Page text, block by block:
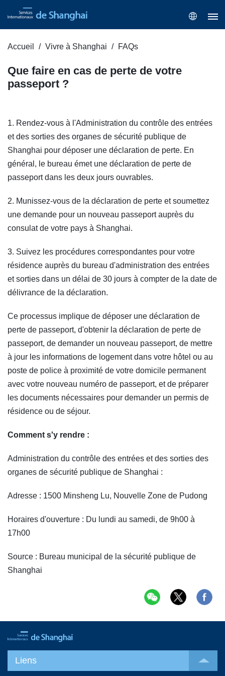
Accueil Vivre à Shanghai FAQs
Que faire en cas de perte de votre
passeport ?
1. Rendez-vous à l'Administration du contrôle des entrées
et des sorties des organes de sécurité publique de
Shanghai pour déposer une déclaration de perte. En
général, le bureau émet une déclaration de perte de
passeport dans les deux jours ouvrables.
2. Munissez-vous de la déclaration de perte et soumettez
une demande pour un nouveau passeport auprès du
consulat de votre pays à Shanghai.
3. Suivez les procédures correspondantes pour votre
résidence auprès du bureau d'administration des entrées
et sorties dans un délai de 30 jours à compter de la date de
délivrance de la déclaration.
Ce processus implique de déposer une déclaration de
perte de passeport, d'obtenir la déclaration de perte de
passeport, de demander un nouveau passeport, de mettre
à jour les informations de logement dans votre hôtel ou au
poste de police à proximité de votre domicile permanent
avec votre nouveau numéro de passeport, et de préparer
les documents nécessaires pour demander un permis de
résidence ou de séjour.
Comment s'y rendre :
Administration du contrôle des entrées et des sorties des
organes de sécurité publique de Shanghai :
Adresse : 1500 Minsheng Lu, Nouvelle Zone de Pudong
Horaires d'ouverture : Du lundi au samedi, de 9h00 à
17h00
Source : Bureau municipal de la sécurité publique de
Shanghai
Liens